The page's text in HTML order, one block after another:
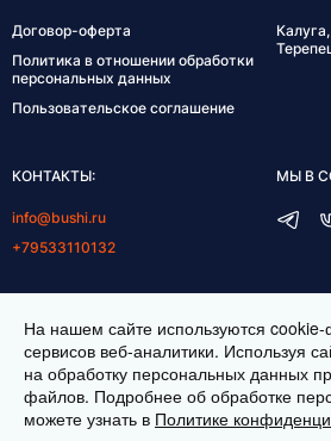
Договор-оферта
Политика в отношении обработки
персональных данных
Пользовательское соглашение
КОНТАКТЫ:
info@bushi.ru
+79533110132
пн-пт 10:00-19:00
сб 11:00-17:00
МЫ В
На нашем сайте используются
сервисов веб-аналитики. Используя
на обработку персональных данных
файлов. Подробнее об обработке
можете узнать в Политике